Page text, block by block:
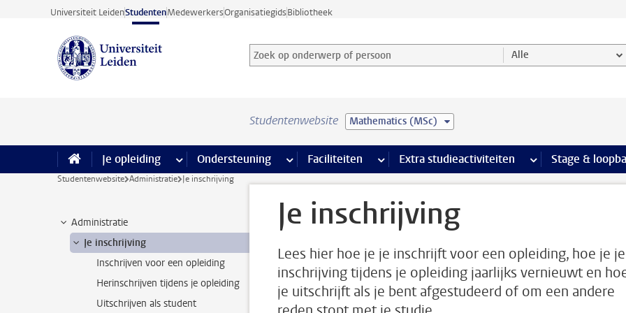
Ga direct naar de inhoud
Universiteit LeidenStudentenMedewerkersOrganisatiegidsBibliotheek
Zoek op onderwerp of persoon en selecteer categorie
Zoekterm Alle
Studentenwebsite Mathematics (MSc)
Je opleiding meer Je opleiding pagina’s
Ondersteuning meer Ondersteuning pagina’s
Faciliteiten meer Faciliteiten pagina’s
Extra studieactiviteiten meer Extra
Stage &
Studentenwebsite Administratie Je inschrijving
Administratie
Je inschrijving
Inschrijven voor een opleiding
Herinschrijven tijdens je opleiding
Uitschrijven als student
Je inschrijving
Lees hier hoe je je inschrijft voor een opleiding, hoe je je
inschrijving tijdens je opleiding jaarlijks vernieuwt en
je uitschrijft als je bent afgestudeerd of om een andere